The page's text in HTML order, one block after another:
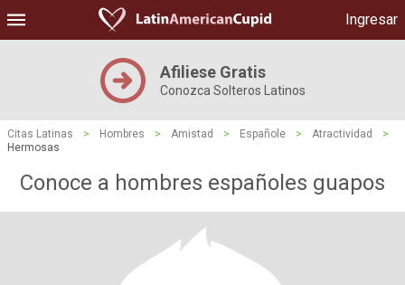
Ingresar
Afiliese Gratis
Conozca Solteros Latinos
Citas Latinas > Hombres > Amistad > Españole > Atractividad
>
Hermosas
Conoce a hombres españoles guapos